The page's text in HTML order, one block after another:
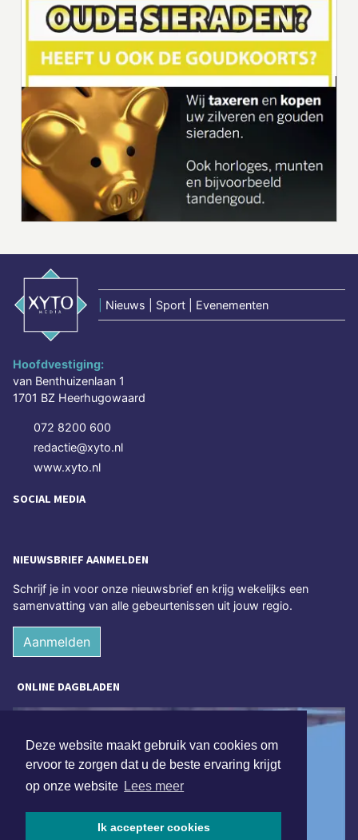
Deze website maakt gebruik van cookies om
ervoor te zorgen dat u de beste ervaring krijgt
op onze website Lees meer
Ik accepteer cookies
Nieuws | Sport | Evenementen
Hoofdvestiging:
van Benthuizenlaan 1
1701 BZ Heerhugowaard
072 8200 600
redactie@xyto.nl
www.xyto.nl
SOCIAL MEDIA
NIEUWSBRIEF AANMELDEN
Schrijf je in voor onze nieuwsbrief en krijg wekelijks een
samenvatting van alle gebeurtenissen uit jouw regio.
Aanmelden
ONLINE DAGBLADEN